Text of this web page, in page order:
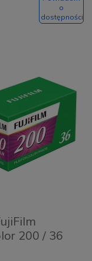
o
dostępności
200 / 36